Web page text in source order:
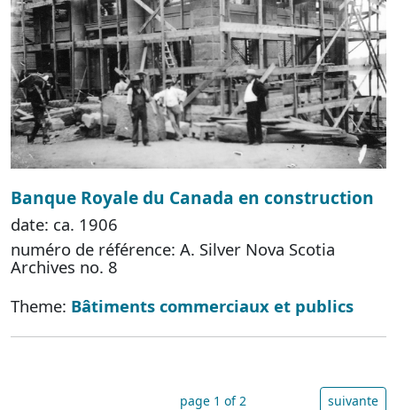
Banque Royale du Canada en construction
date: ca. 1906
numéro de référence: A. Silver Nova Scotia
Archives no. 8
Theme: Bâtiments commerciaux et publics
page 1 of 2 suivante